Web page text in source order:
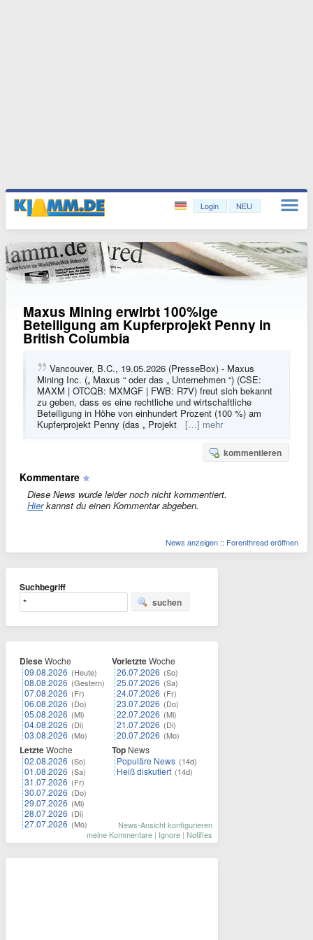
Login NEU
Maxus Mining erwirbt 100%ige
Beteiligung am Kupferprojekt Penny in
British Columbia
Vancouver, B.C., 19.05.2026 (PresseBox) - Maxus
Mining Inc. („ Maxus “ oder das „ Unternehmen “) (CSE:
MAXM | OTCQB: MXMGF | FWB: R7V) freut sich bekannt
zu geben, dass es eine rechtliche und wirtschaftliche
Beteiligung in Höhe von einhundert Prozent (100 %) am
Kupferprojekt Penny (das „ Projekt […] mehr
kommentieren
Kommentare
Diese News wurde leider noch nicht kommentiert.
Hierkannst du einen Kommentar abgeben.
News anzeigen :: Forenthread eröffnen
Suchbegriff
suchen
DieseWoche
09.08.2026 (Heute)
08.08.2026 (Gestern)
07.08.2026 (Fr)
06.08.2026 (Do)
05.08.2026 (Mi)
04.08.2026 (Di)
03.08.2026 (Mo)
LetzteWoche
02.08.2026 (So)
01.08.2026 (Sa)
31.07.2026 (Fr)
30.07.2026 (Do)
29.07.2026 (Mi)
28.07.2026 (Di)
27.07.2026 (Mo)
VorletzteWoche
26.07.2026 (So)
25.07.2026 (Sa)
24.07.2026 (Fr)
23.07.2026 (Do)
22.07.2026 (Mi)
21.07.2026 (Di)
20.07.2026 (Mo)
Top News
Populäre News (14d)
Heiß diskutiert (14d)
News-Ansicht konfigurieren
meine Kommentare | Ignore | Notifies